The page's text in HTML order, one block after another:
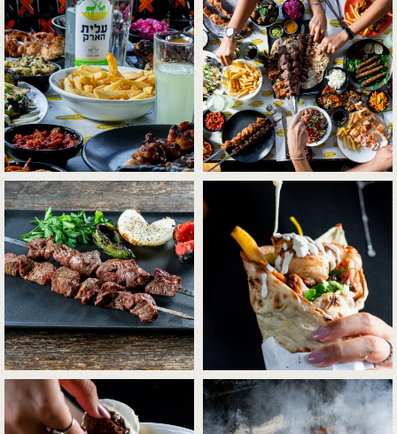
לפתיחת
התמונה
בגדול
+
לפתיחת
התמונה
בגדול
-
+
לפתיחת
התמונה
בגדול
-
+
לפתיחת
התמונה
בגדול
+
לפתיחת
לפתיחת